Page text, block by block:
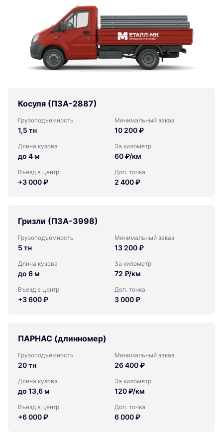
Косуля (ПЗА-2887)
Грузоподъемность
1,5 тн
Минимальный заказ
10 200 ₽
Длина кузова
до 4 м
За километр
60 ₽/км
Въезд в центр
+3 000 ₽
Доп. точка
2 400 ₽
Гризли (ПЗА-3998)
Грузоподъемность
5 тн
Минимальный заказ
13 200 ₽
Длина кузова
до 6 м
За километр
72 ₽/км
Въезд в центр
+3 600 ₽
Доп. точка
3 000 ₽
ПАРНАС (длинномер)
Грузоподъемность
20 тн
Минимальный заказ
26 400 ₽
Длина кузова
до 13,6 м
За километр
120 ₽/км
Въезд в центр
+6 000 ₽
Доп. точка
6 000 ₽